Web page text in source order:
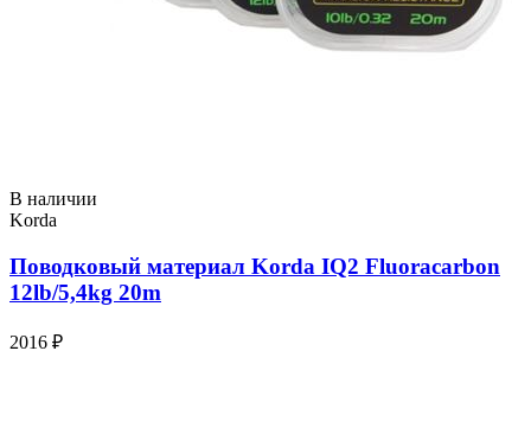
В наличии
Korda
Поводковый материал Korda IQ2 Fluoracarbon
12lb/5,4kg 20m
2016 ₽